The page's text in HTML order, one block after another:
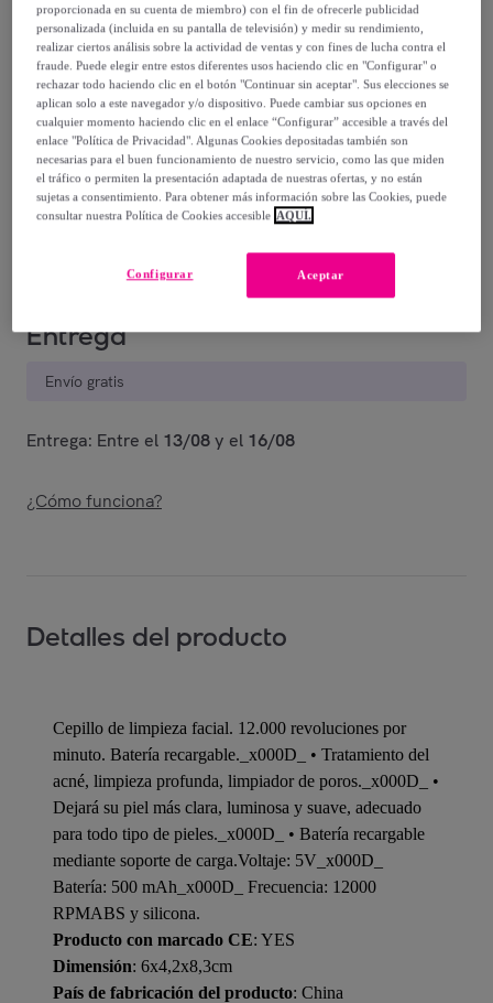
42,99 €
119,00 €
-63%
Posible recogida de tu antiguo producto, ver condiciones
Vendido porEMPRENDIMIENTOS URBANOS
Entrega
Envío gratis
Entrega: Entre el 13/08y el 16/08
¿Cómo funciona?
Detalles del producto
Cepillo de limpieza facial. 12.000 revoluciones por
minuto. Batería recargable._x000D_ • Tratamiento del
acné, limpieza profunda, limpiador de poros._x000D_ •
Dejará su piel más clara, luminosa y suave, adecuado
para todo tipo de pieles._x000D_ • Batería recargable
mediante soporte de carga.Voltaje: 5V_x000D_
Batería: 500 mAh_x000D_ Frecuencia: 12000
RPMABS y silicona.
Producto con marcado CE: YES
Dimensión: 6x4,2x8,3cm
País de fabricación del producto: China
proporcionada en su cuenta de miembro) con el fin de ofrecerle publicidad
personalizada (incluida en su pantalla de televisión) y medir su rendimiento,
realizar ciertos análisis sobre la actividad de ventas y con fines de lucha contra el
fraude. Puede elegir entre estos diferentes usos haciendo clic en "Configurar" o
rechazar todo haciendo clic en el botón "Continuar sin aceptar". Sus elecciones se
aplican solo a este navegador y/o dispositivo. Puede cambiar sus opciones en
cualquier momento haciendo clic en el enlace “Configurar” accesible a través del
enlace "Política de Privacidad". Algunas Cookies depositadas también son
necesarias para el buen funcionamiento de nuestro servicio, como las que miden
el tráfico o permiten la presentación adaptada de nuestras ofertas, y no están
sujetas a consentimiento. Para obtener más información sobre las Cookies, puede
consultar nuestra Política de Cookies accesible AQUÍ.
Aceptar
Configurar